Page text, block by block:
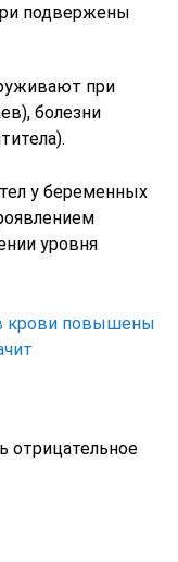
подвержены
при
болезни
у беременных
уровня
крови повышены
отрицательное